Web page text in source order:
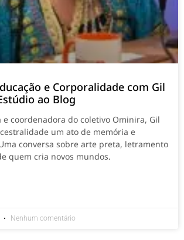
e Corporalidade com Gil
ao Blog
coordenadora do coletivo Ominira, Gil
um ato de memória e
conversa sobre arte preta, letramento
quem cria novos mundos.
Nenhum comentário